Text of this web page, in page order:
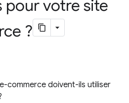
votre site
?
commerce doivent-ils utiliser